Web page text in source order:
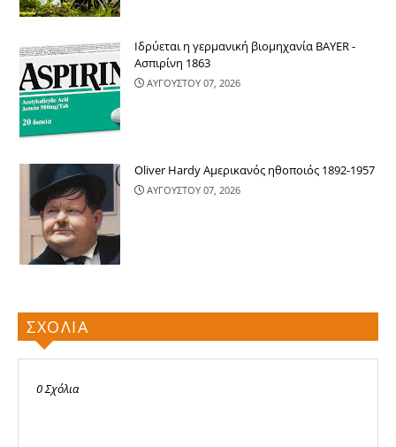
Ιδρύεται η γερμανική βιομηχανία BAYER -
Ασπιρίνη 1863
ΑΥΓΟΥΣΤΟΥ 07, 2026
Oliver Hardy Αμερικανός ηθοποιός 1892-1957
ΑΥΓΟΥΣΤΟΥ 07, 2026
ΣΧΟΛΙΑ
0 Σχόλια